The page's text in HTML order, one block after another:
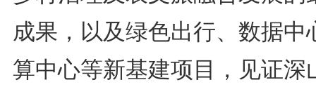
成果，以及绿色出行、数据中
算中心等新基建项目，见证深